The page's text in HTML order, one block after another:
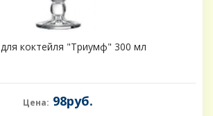
коктейля "Триумф" 300 мл
Цена: 98руб.